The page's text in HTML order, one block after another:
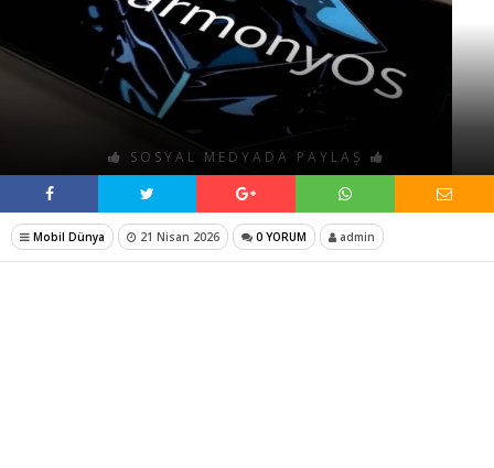
SOSYAL MEDYADA PAYLAŞ
Mobil Dünya 21 Nisan 2026 0 YORUM admin